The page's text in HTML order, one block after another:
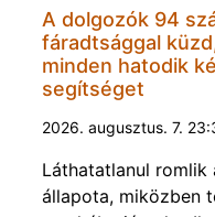
A dolgozók 94
fáradtsággal
minden hatodik
segítséget
2026. augusztus. 7.
Láthatatlanul romlik
állapota, miközben